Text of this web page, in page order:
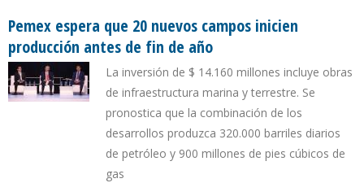
Pemex espera que 20 nuevos campos inicien
producción antes de fin de año
La inversión de $ 14.160 millones incluye obras
de infraestructura marina y terrestre. Se
pronostica que la combinación de los
desarrollos produzca 320.000 barriles diarios
de petróleo y 900 millones de pies cúbicos de
gas